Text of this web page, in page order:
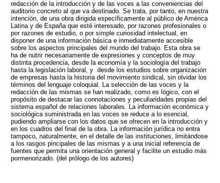
redacción de la introducción y de las voces a las conveniencias del
auditorio concreto al que va destinado. Se trata, por tanto, en nuestra
intención, de una obra dirigida específicamente al público de América
Latina y de España que esté interesado, por razones profesionales o
por razones de estudio, o por simple curiosidad intelectual, en
disponer de una información básica e inmediatamente accesible
sobre los aspectos principales del mundo del trabajo. Esta obra se
ha de nutrir necesariamente de expresiones y conceptos de muy
distinta procedencia, desde la economía y la sociología del trabajo
hasta la legislación laboral, y desde los estudios sobre organización
de empresas hasta la historia del movimiento sindical, sin olvidar los
términos del lenguaje coloquial. La selección de las voces y la
redacción de las mismas se han realizado, como es lógico, con el
propósito de destacar las connotaciones y peculiaridades propias del
sistema español de relaciones laborales. La información económica y
sociológica suministrada en las voces se reduce a lo esencial,
pudiendo ampliarse con los datos que se ofrecen en la introducción y
en los cuadros del final de la obra. La información jurídica no entra
tampoco, naturalmente, en el detalle de las instituciones, limitándose
a los rasgos pincipales de las mismas y a una inicial referencia de
fuentes que permita una orientación general y facilite un estudio más
pormenorizado. (del prólogo de los autores)